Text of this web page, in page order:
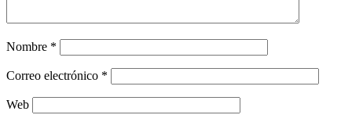
Nombre *
Correo electrónico *
Web